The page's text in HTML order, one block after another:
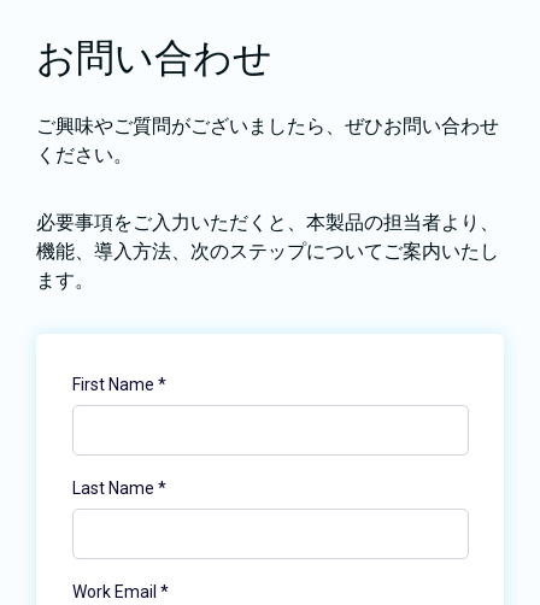
お問い合わせ
ご興味やご質問がございましたら、ぜひお問い合わせ
ください。
必要事項をご入力いただくと、本製品の担当者より、
機能、導入方法、次のステップについてご案内いたし
ます。